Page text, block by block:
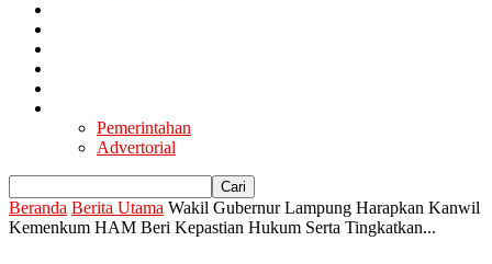
Pemerintahan
Advertorial
Beranda Berita Utama Wakil Gubernur Lampung Harapkan Kanwil
Kemenkum HAM Beri Kepastian Hukum Serta Tingkatkan...